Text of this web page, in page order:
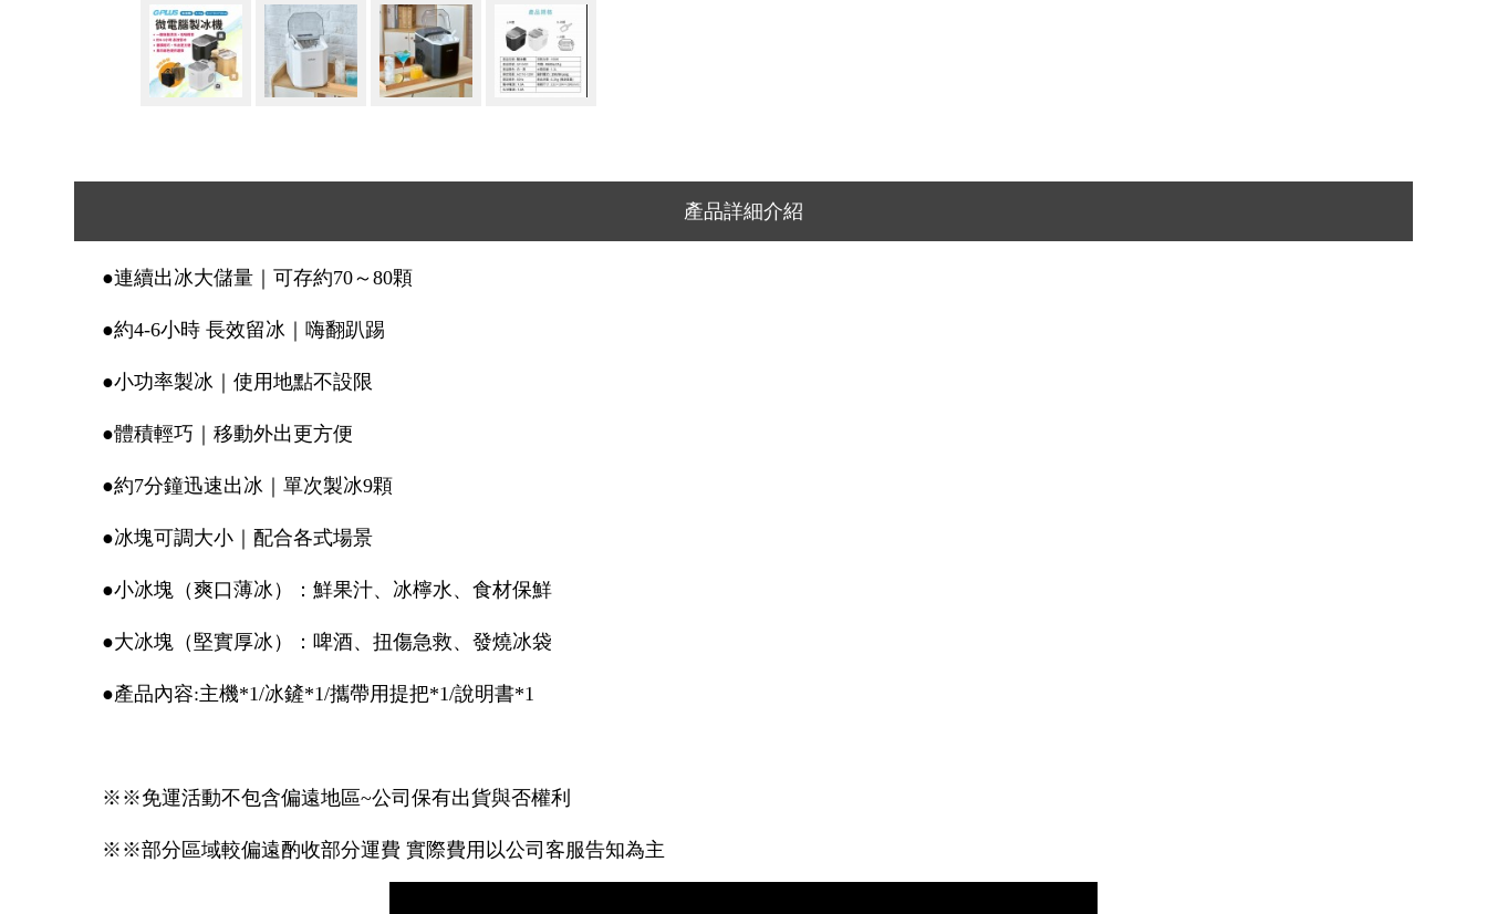
產品詳細介紹
●連續出冰大儲量｜可存約70～80顆
●約4-6小時 長效留冰｜嗨翻趴踢
●小功率製冰｜使用地點不設限
●體積輕巧｜移動外出更方便
●約7分鐘迅速出冰｜單次製冰9顆
●冰塊可調大小｜配合各式場景
●小冰塊（爽口薄冰）：鮮果汁、冰檸水、食材保鮮
●大冰塊（堅實厚冰）：啤酒、扭傷急救、發燒冰袋
●產品內容:主機*1/冰鏟*1/攜帶用提把*1/說明書*1
※※免運活動不包含偏遠地區~公司保有出貨與否權利
※※部分區域較偏遠酌收部分運費 實際費用以公司客服告知為主